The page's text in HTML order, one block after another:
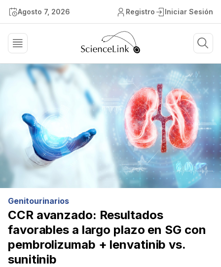
Agosto 7, 2026 Registro Iniciar Sesión
Genitourinarios
CCR avanzado: Resultados
favorables a largo plazo en SG con
pembrolizumab + lenvatinib vs.
sunitinib